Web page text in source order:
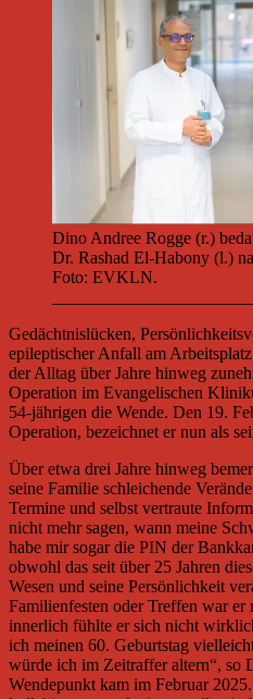
Dino Andree Rogge (r.)
Dr. Rashad El-Habony (l.)
Foto: EVKLN.
Gedächtnislücken,
epileptischer Anfall am
der Alltag über Jahre hinweg
Operation im Evangelischen
54-jährigen die Wende. Den 19.
Operation, bezeichnet er nun als
Über etwa drei Jahre hinweg
seine Familie schleichende
Termine und selbst vertraute
nicht mehr sagen, wann meine
habe mir sogar die PIN der
obwohl das seit über 25 Jahren
Wesen und seine Persönlichkeit
Familienfesten oder Treffen war er
innerlich fühlte er sich nicht
ich meinen 60. Geburtstag
würde ich im Zeitraffer altern“, so
Wendepunkt kam im Februar